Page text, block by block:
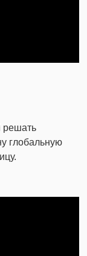
решать
глобальную